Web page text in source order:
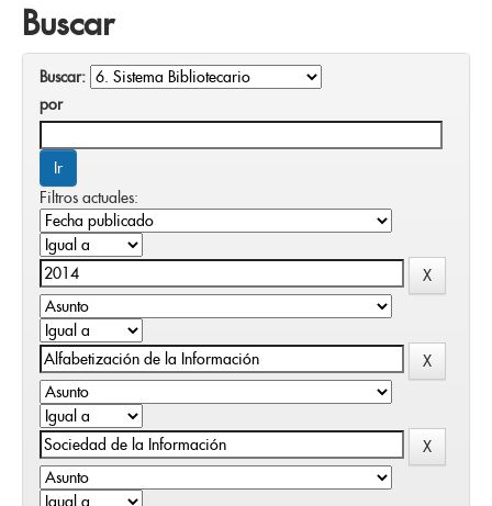
Buscar
Buscar:
por
Filtros actuales: